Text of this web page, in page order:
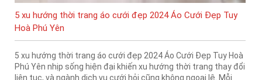
5 xu hướng thời trang áo cưới đẹp 2024 Áo Cưới Đẹp Tuy
Hoà Phú Yên
5 xu hướng thời trang áo cưới đẹp 2024 Áo Cưới Đẹp Tuy Hoà
Phú Yên nhịp sống hiện đại khiến xu hướng thời trang thay đổi
liên tục, và ngành dịch vụ cưới hỏi cũng không ngoại lệ. Mỗi